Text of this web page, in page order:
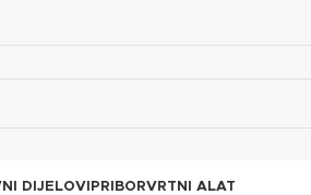
DIJELOVI PRIBORVRTNI ALAT